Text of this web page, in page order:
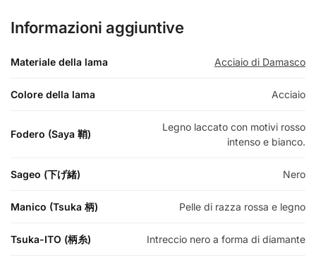
Informazioni aggiuntive
Materiale della lama Acciaio di Damasco
Colore della lama Acciaio
Fodero (Saya 鞘)
Legno laccato con motivi rosso
intenso e bianco.
Sageo (下げ緒) Nero
Manico (Tsuka 柄) Pelle di razza rossa e legno
Tsuka-ITO (柄糸) Intreccio nero a forma di diamante